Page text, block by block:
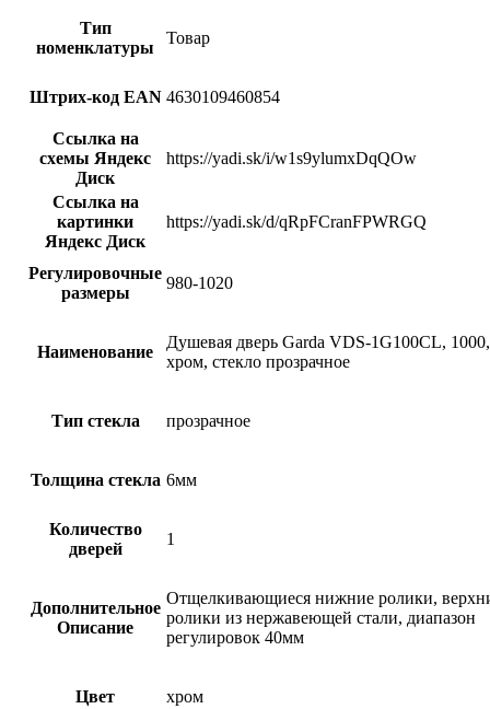
Тип
номенклатуры
Товар
Штрих-код EAN 4630109460854
Ссылка на
схемы Яндекс
Диск
https://yadi.sk/i/w1s9ylumxDqQOw
Ссылка на
картинки
Яндекс Диск
https://yadi.sk/d/qRpFCranFPWRGQ
Регулировочные
размеры
980-1020
Наименование
Душевая дверь Garda VDS-1G100CL, 1000,
хром, стекло прозрачное
Тип стекла прозрачное
Толщина стекла 6мм
Количество
дверей
1
Дополнительное
Описание
Отщелкивающиеся нижние ролики,
ролики из нержавеющей стали, диапазон
регулировок 40мм
Цвет хром